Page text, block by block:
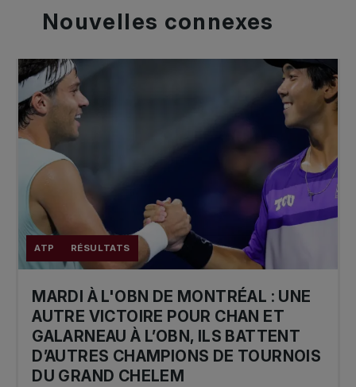
Nouvelles connexes
ATP RÉSULTATS
MARDI À L'OBN DE MONTRÉAL : UNE
AUTRE VICTOIRE POUR CHAN ET
GALARNEAU À L’OBN, ILS BATTENT
D’AUTRES CHAMPIONS DE TOURNOIS
DU GRAND CHELEM